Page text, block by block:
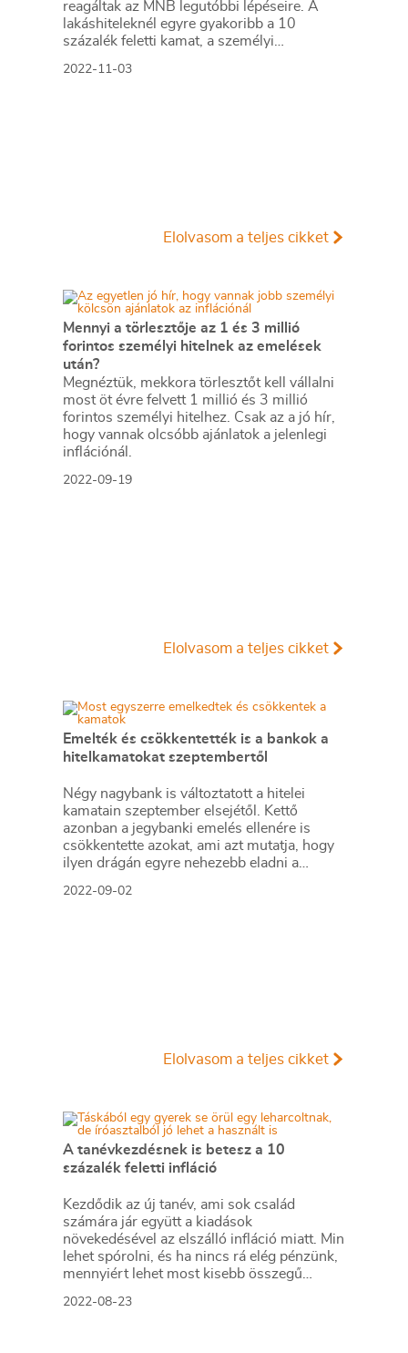
reagáltak az MNB legutóbbi lépéseire. A
lakáshiteleknél egyre gyakoribb a 10
százalék feletti kamat, a személyi
2022-11-03
Elolvasom a teljes cikket
Mennyi a törlesztője az 1 és 3 millió
forintos személyi hitelnek az emelések
után?
Megnéztük, mekkora törlesztőt kell vállalni
most öt évre felvett 1 millió és 3 millió
forintos személyi hitelhez. Csak az a jó hír,
hogy vannak olcsóbb ajánlatok a jelenlegi
inflációnál.
2022-09-19
Elolvasom a teljes cikket
Emelték és csökkentették is a bankok a
hitelkamatokat szeptembertől
Négy nagybank is változtatott a hitelei
kamatain szeptember elsejétől. Kettő
azonban a jegybanki emelés ellenére is
csökkentette azokat, ami azt mutatja, hogy
ilyen drágán egyre nehezebb eladni a
2022-09-02
Elolvasom a teljes cikket
A tanévkezdésnek is betesz a 10
százalék feletti infláció
Kezdődik az új tanév, ami sok család
számára jár együtt a kiadások
növekedésével az elszálló infláció miatt. Min
lehet spórolni, és ha nincs rá elég pénzünk,
mennyiért lehet most kisebb összegű
2022-08-23